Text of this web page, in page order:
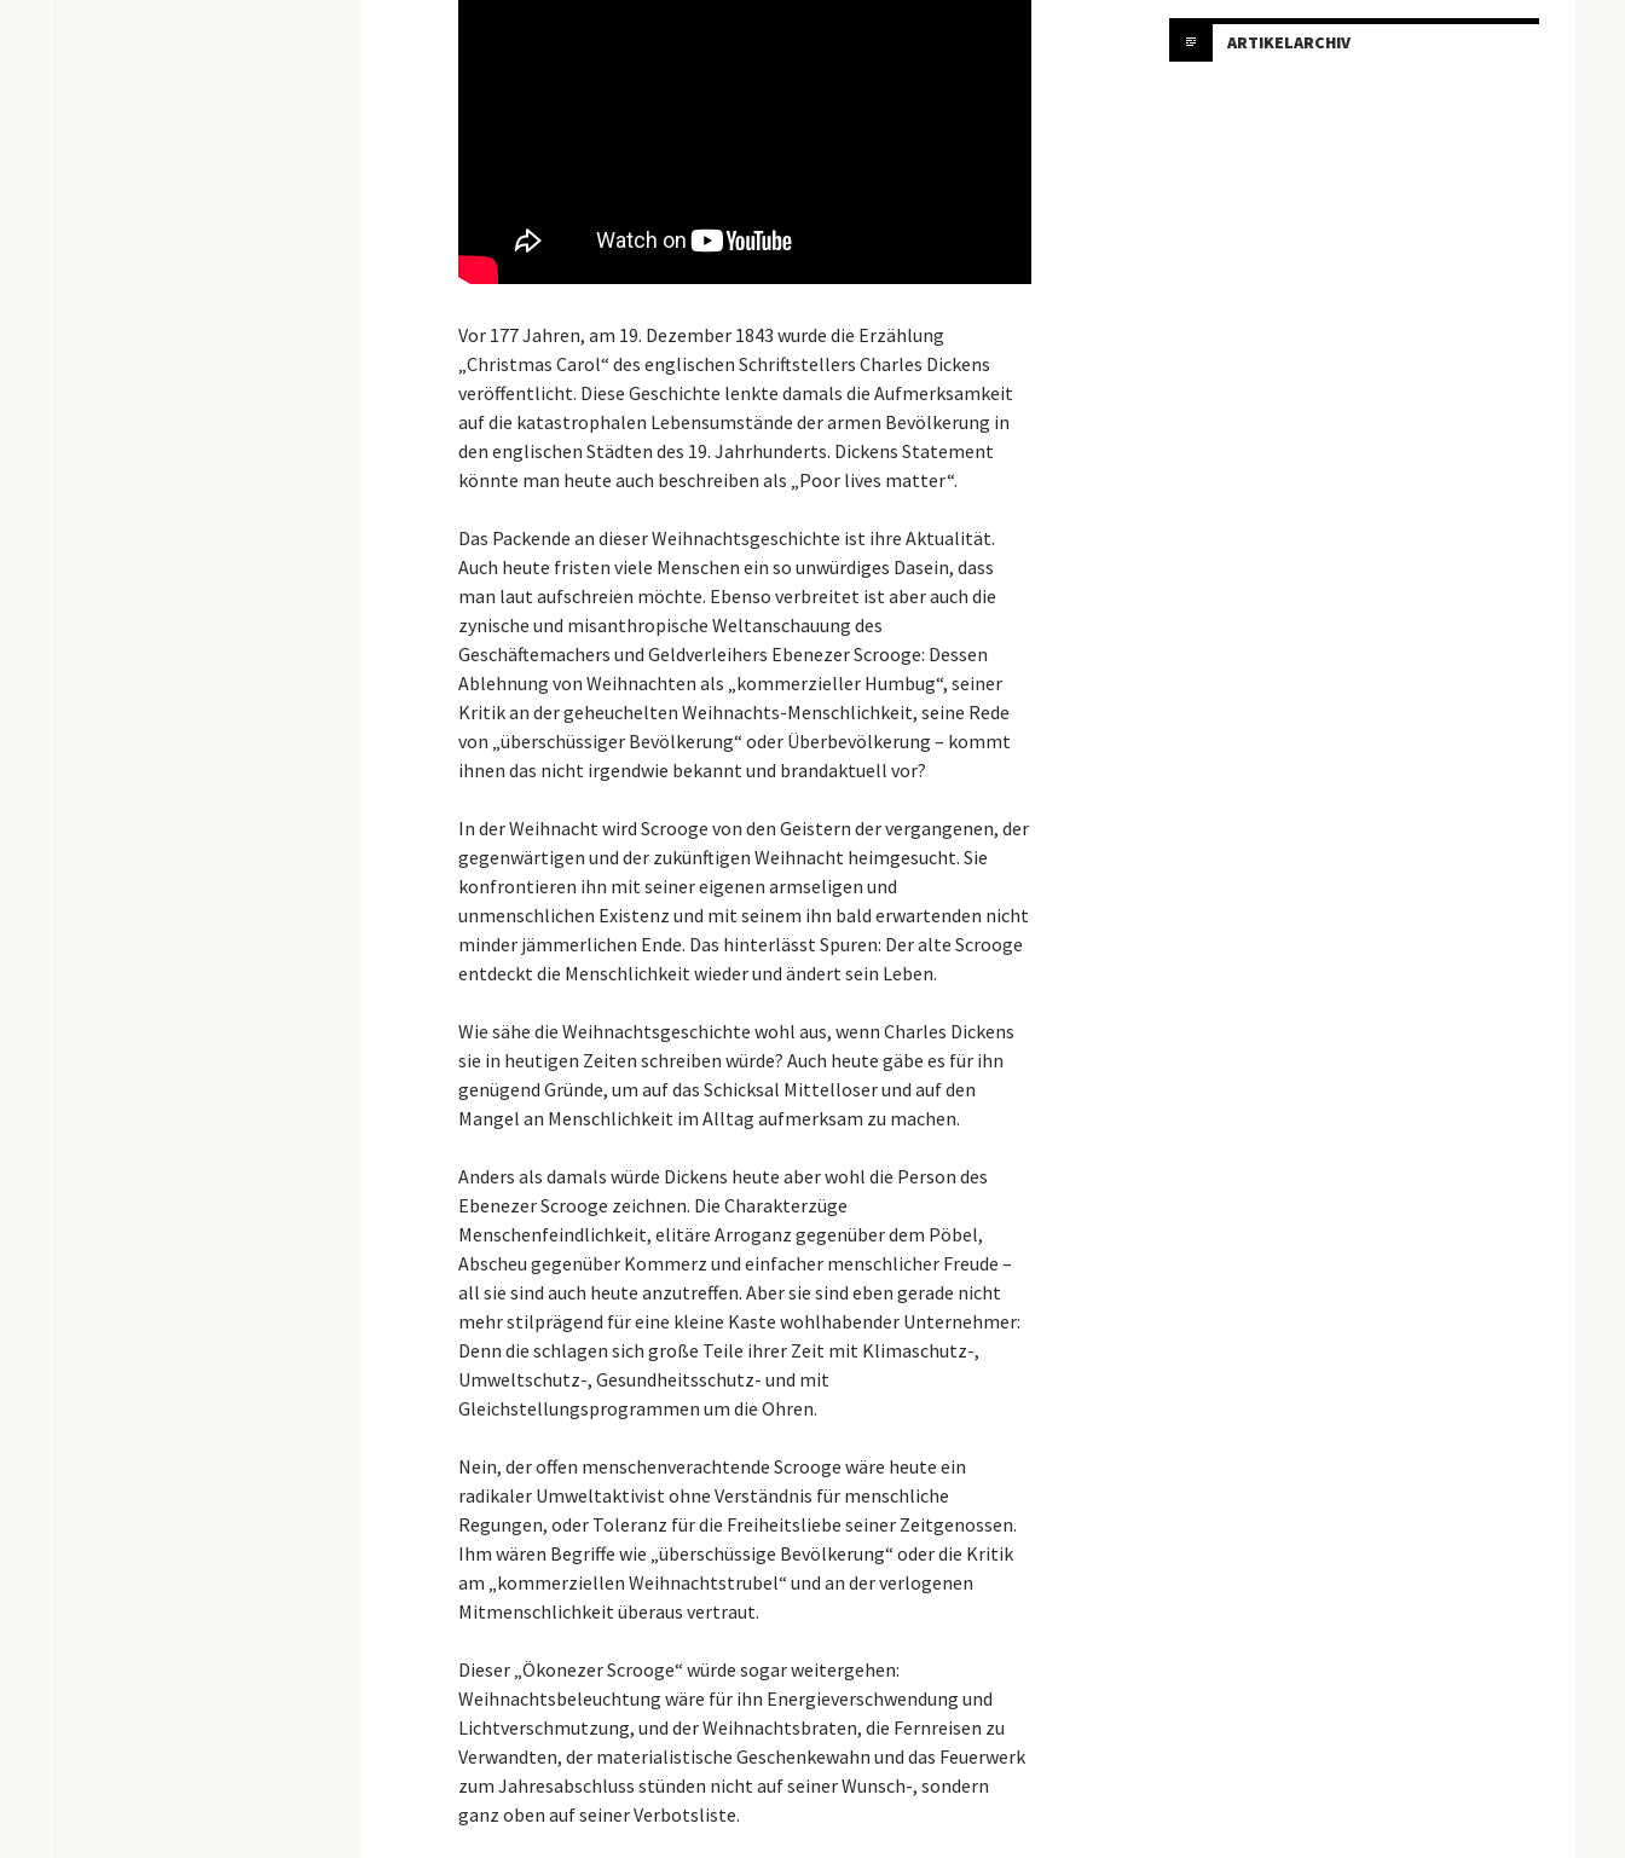
Vor 177 Jahren, am 19. Dezember 1843 wurde die Erzählung
„Christmas Carol“ des englischen Schriftstellers Charles Dickens
veröffentlicht. Diese Geschichte lenkte damals die Aufmerksamkeit
auf die katastrophalen Lebensumstände der armen Bevölkerung in
den englischen Städten des 19. Jahrhunderts. Dickens Statement
könnte man heute auch beschreiben als „Poor lives matter“.
Das Packende an dieser Weihnachtsgeschichte ist ihre Aktualität.
Auch heute fristen viele Menschen ein so unwürdiges Dasein, dass
man laut aufschreien möchte. Ebenso verbreitet ist aber auch die
zynische und misanthropische Weltanschauung des
Geschäftemachers und Geldverleihers Ebenezer Scrooge: Dessen
Ablehnung von Weihnachten als „kommerzieller Humbug“, seiner
Kritik an der geheuchelten Weihnachts-Menschlichkeit, seine Rede
von „überschüssiger Bevölkerung“ oder Überbevölkerung – kommt
ihnen das nicht irgendwie bekannt und brandaktuell vor?
In der Weihnacht wird Scrooge von den Geistern der vergangenen, der
gegenwärtigen und der zukünftigen Weihnacht heimgesucht. Sie
konfrontieren ihn mit seiner eigenen armseligen und
unmenschlichen Existenz und mit seinem ihn bald erwartenden nicht
minder jämmerlichen Ende. Das hinterlässt Spuren: Der alte Scrooge
entdeckt die Menschlichkeit wieder und ändert sein Leben.
Wie sähe die Weihnachtsgeschichte wohl aus, wenn Charles Dickens
sie in heutigen Zeiten schreiben würde? Auch heute gäbe es für ihn
genügend Gründe, um auf das Schicksal Mittelloser und auf den
Mangel an Menschlichkeit im Alltag aufmerksam zu machen.
Anders als damals würde Dickens heute aber wohl die Person des
Ebenezer Scrooge zeichnen. Die Charakterzüge
Menschenfeindlichkeit, elitäre Arroganz gegenüber dem Pöbel,
Abscheu gegenüber Kommerz und einfacher menschlicher Freude –
all sie sind auch heute anzutreffen. Aber sie sind eben gerade nicht
mehr stilprägend für eine kleine Kaste wohlhabender Unternehmer:
Denn die schlagen sich große Teile ihrer Zeit mit Klimaschutz-,
Umweltschutz-, Gesundheitsschutz- und mit
Gleichstellungsprogrammen um die Ohren.
Nein, der offen menschenverachtende Scrooge wäre heute ein
radikaler Umweltaktivist ohne Verständnis für menschliche
Regungen, oder Toleranz für die Freiheitsliebe seiner Zeitgenossen.
Ihm wären Begriffe wie „überschüssige Bevölkerung“ oder die Kritik
am „kommerziellen Weihnachtstrubel“ und an der verlogenen
Mitmenschlichkeit überaus vertraut.
Dieser „Ökonezer Scrooge“ würde sogar weitergehen:
Weihnachtsbeleuchtung wäre für ihn Energieverschwendung und
Lichtverschmutzung, und der Weihnachtsbraten, die Fernreisen zu
Verwandten, der materialistische Geschenkewahn und das Feuerwerk
zum Jahresabschluss stünden nicht auf seiner Wunsch-, sondern
ganz oben auf seiner Verbotsliste.
ARTIKELARCHIV